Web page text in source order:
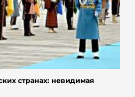
странах: невидимая